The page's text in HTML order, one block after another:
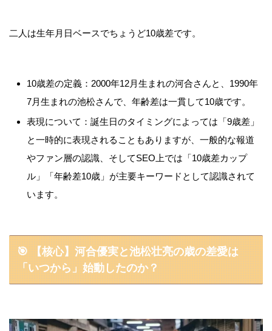
二人は生年月日ベースでちょうど10歳差です。
10歳差の定義：2000年12月生まれの河合さんと、1990年
7月生まれの池松さんで、年齢差は一貫して10歳です。
表現について：誕生日のタイミングによっては「9歳差」
と一時的に表現されることもありますが、一般的な報道
やファン層の認識、そしてSEO上では「10歳差カップ
ル」「年齢差10歳」が主要キーワードとして認識されて
います。
🎯 【核心】河合優実と池松壮亮の歳の差愛は
「いつから」始動したのか？